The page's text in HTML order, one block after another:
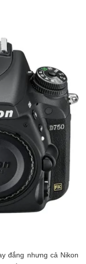
đắng nhưng cả Nikon